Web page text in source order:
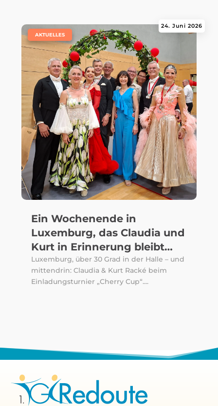
Ein Wochenende in
Luxemburg, das Claudia und
Kurt in Erinnerung bleibt…
24. Juni 2026
AKTUELLES
Luxemburg, über 30 Grad in der Halle – und
mittendrin: Claudia & Kurt Racké beim
Einladungsturnier „Cherry Cup“....